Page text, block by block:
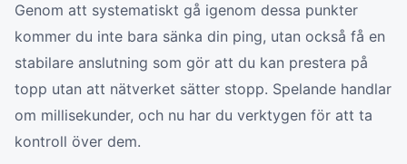
Genom att systematiskt gå igenom dessa punkter
kommer du inte bara sänka din ping, utan också få en
stabilare anslutning som gör att du kan prestera på
topp utan att nätverket sätter stopp. Spelande handlar
om millisekunder, och nu har du verktygen för att ta
kontroll över dem.